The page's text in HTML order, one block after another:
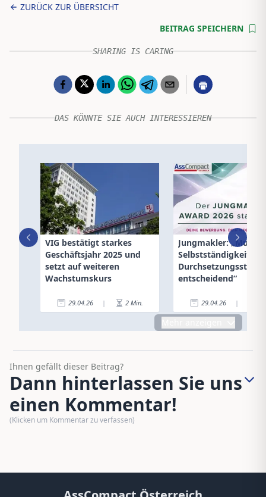
ZURÜCK ZUR ÜBERSICHT
BEITRAG SPEICHERN
SHARING IS CARING
DAS KÖNNTE SIE AUCH INTERESSIEREN
VIG bestätigt starkes
Geschäftsjahr 2025 und
setzt auf weiteren
Wachstumskurs
29.04.26 | 2 Min.
Jungmakler: „Mut
Selbstständigkeit
entscheidend“
29.04.26 |
Ihnen gefällt dieser Beitrag?
Dann hinterlassen Sie uns
einen Kommentar!
(Klicken um Kommentar zu verfassen)